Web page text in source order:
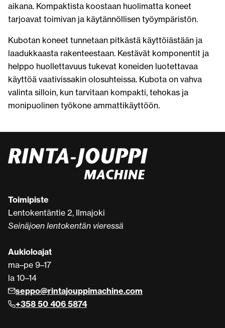
aikana. Kompaktista koostaan huolimatta koneet
tarjoavat toimivan ja käytännöllisen työympäristön.
Kubotan koneet tunnetaan pitkästä käyttöiästään ja
laadukkaasta rakenteestaan. Kestävät komponentit ja
helppo huollettavuus tukevat koneiden luotettavaa
käyttöä vaativissakin olosuhteissa. Kubota on vahva
valinta silloin, kun tarvitaan kompakti, tehokas ja
monipuolinen työkone ammattikäyttöön.
Toimipiste
Lentokentäntie 2, Ilmajoki
Seinäjoen lentokentän vieressä
Aukioloajat
ma–pe 9–17
la 10–14
seppo@rintajouppimachine.com
+358 50 406 5874